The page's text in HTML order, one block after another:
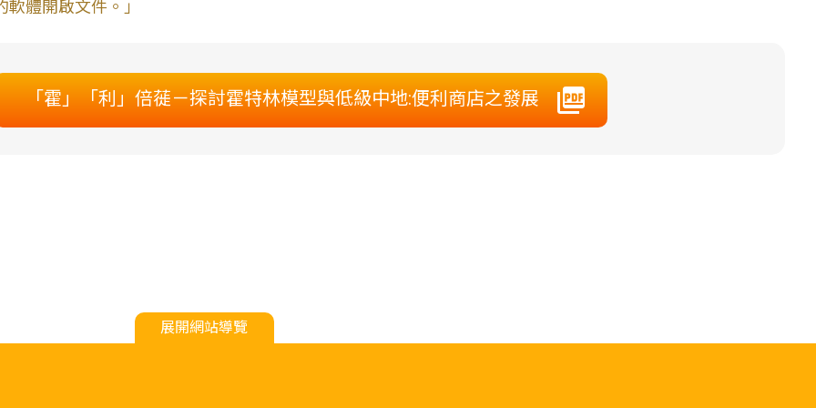
軟體開啟文件。」
「霍」「利」倍蓰－探討霍特林模型與低級中地:便利商店之發展
展開網站導覽